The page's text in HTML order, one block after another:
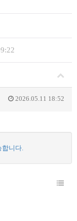
2026.05.11 18:52
합니다.